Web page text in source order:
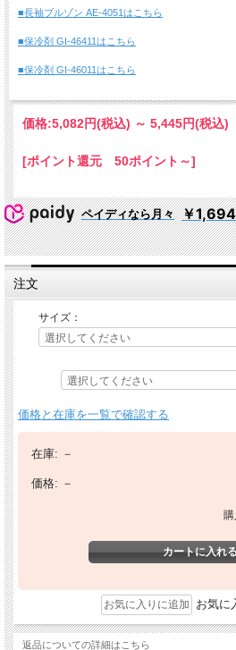
■長袖ブルゾン AE-4051はこちら
■保冷剤 GI-46411はこちら
■保冷剤 GI-46011はこちら
価格:5,082円(税込) ～ 5,445円(税込)
[ポイント還元 50ポイント～]
ペイディなら月々 ￥1,694
注文
サイズ：
価格と在庫を一覧で確認する
在庫: －
価格: －
購
お気に
返品についての詳細はこちら